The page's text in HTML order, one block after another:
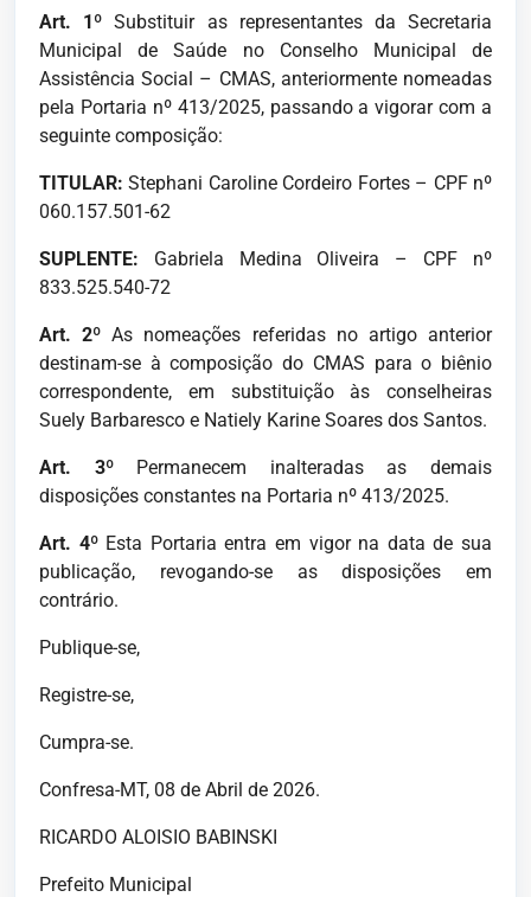
Art. 1º Substituir as representantes da Secretaria
Municipal de Saúde no Conselho Municipal de
Assistência Social – CMAS, anteriormente nomeadas
pela Portaria nº 413/2025, passando a vigorar com a
seguinte composição:
TITULAR: Stephani Caroline Cordeiro Fortes – CPF nº
060.157.501-62
SUPLENTE: Gabriela Medina Oliveira – CPF nº
833.525.540-72
Art. 2º As nomeações referidas no artigo anterior
destinam-se à composição do CMAS para o biênio
correspondente, em substituição às conselheiras
Suely Barbaresco e Natiely Karine Soares dos Santos.
Art. 3ºPermanecem inalteradas as demais
disposições constantes na Portaria nº 413/2025.
Art. 4ºEsta Portaria entra em vigor na data de sua
publicação, revogando-se as disposições em
contrário.
Publique-se,
Registre-se,
Cumpra-se.
Confresa-MT, 08 de Abril de 2026.
RICARDO ALOISIO BABINSKI
Prefeito Municipal